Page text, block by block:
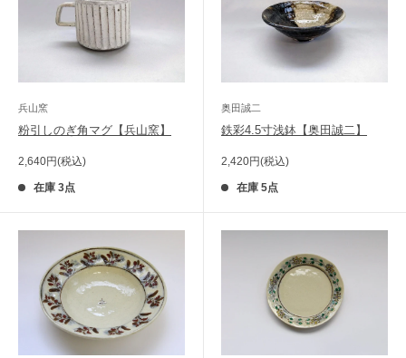
兵山窯
粉引しのぎ角マグ【兵山窯】
販
売
価
格
2,640円(税込)
在庫 3点
奥田誠二
鉄彩4.5寸浅鉢【奥田誠二】
販
売
価
格
2,420円(税込)
在庫 5点